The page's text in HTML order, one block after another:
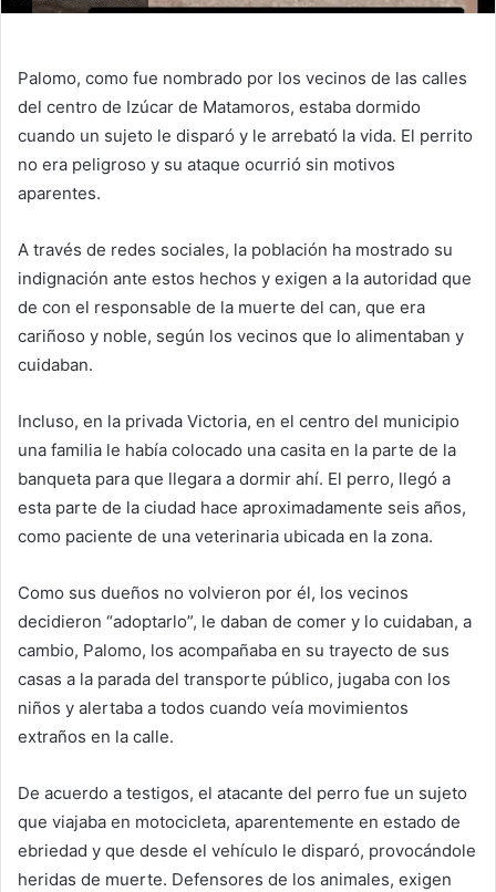
Palomo, como fue nombrado por los vecinos de las calles
del centro de Izúcar de Matamoros, estaba dormido
cuando un sujeto le disparó y le arrebató la vida. El perrito
no era peligroso y su ataque ocurrió sin motivos
aparentes.
A través de redes sociales, la población ha mostrado su
indignación ante estos hechos y exigen a la autoridad que
de con el responsable de la muerte del can, que era
cariñoso y noble, según los vecinos que lo alimentaban y
cuidaban.
Incluso, en la privada Victoria, en el centro del municipio
una familia le había colocado una casita en la parte de la
banqueta para que llegara a dormir ahí. El perro, llegó a
esta parte de la ciudad hace aproximadamente seis años,
como paciente de una veterinaria ubicada en la zona.
Como sus dueños no volvieron por él, los vecinos
decidieron “adoptarlo”, le daban de comer y lo cuidaban, a
cambio, Palomo, los acompañaba en su trayecto de sus
casas a la parada del transporte público, jugaba con los
niños y alertaba a todos cuando veía movimientos
extraños en la calle.
De acuerdo a testigos, el atacante del perro fue un sujeto
que viajaba en motocicleta, aparentemente en estado de
ebriedad y que desde el vehículo le disparó, provocándole
heridas de muerte. Defensores de los animales, exigen